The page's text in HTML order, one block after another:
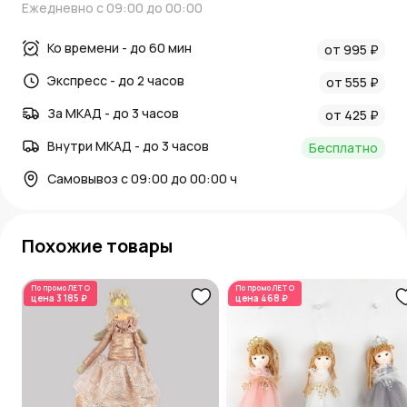
Ежедневно с 09:00 до 00:00
Ко времени - до 60 мин
от 995 ₽
Экспресс - до 2 часов
от 555 ₽
За МКАД - до 3 часов
от 425 ₽
Внутри МКАД - до 3 часов
Бесплатно
Самовывоз с 09:00 до 00:00 ч
Похожие товары
По промоЛЕТО
цена 3 185 ₽
По промоЛЕТО
цена 468 ₽